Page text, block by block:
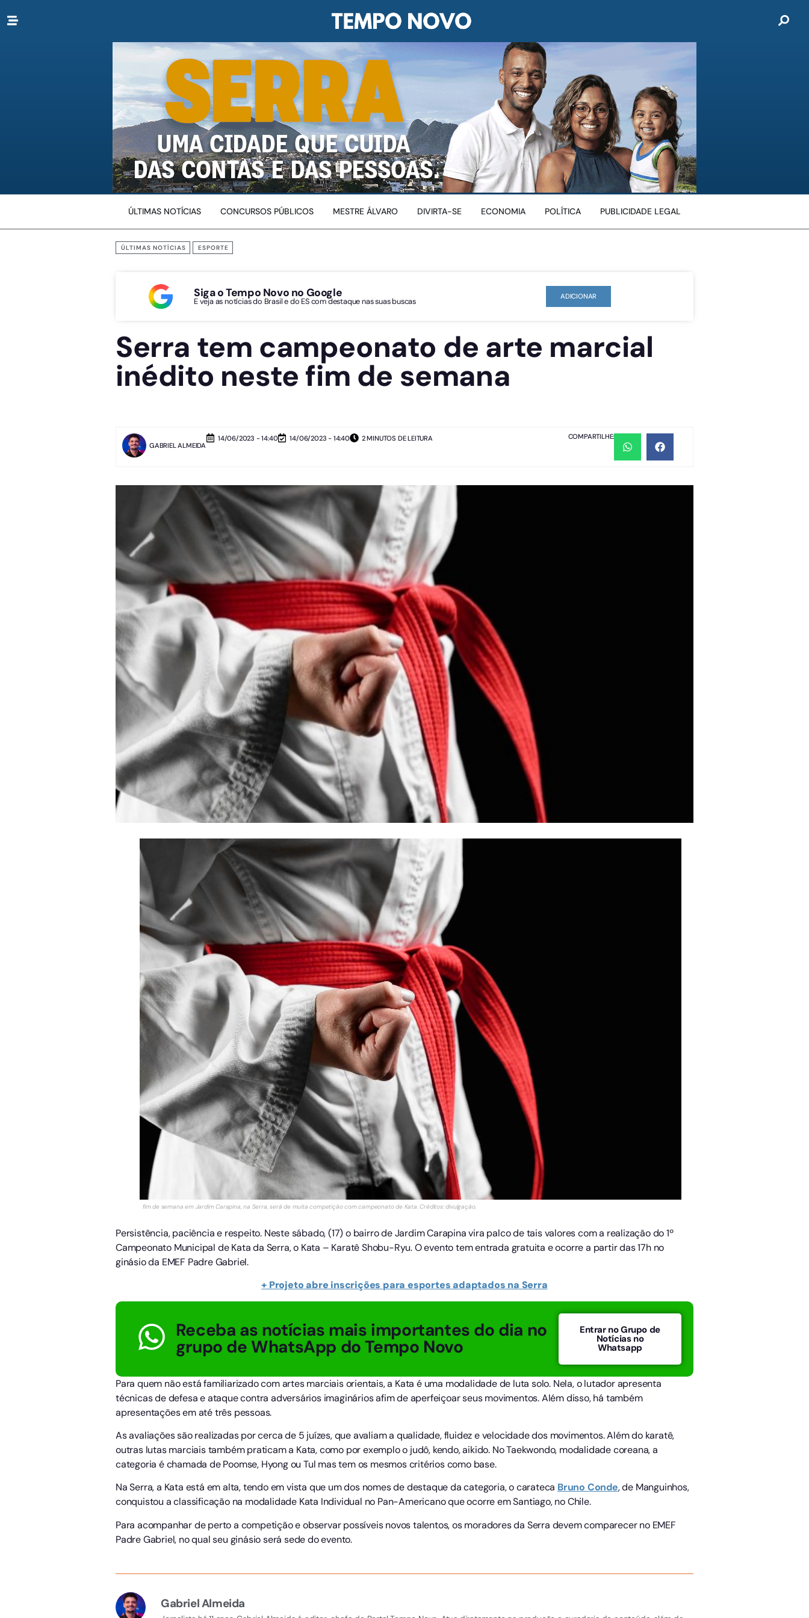
ÚLTIMAS NOTÍCIAS CONCURSOS PÚBLICOS MESTRE ÁLVARO DIVIRTA-SE ECONOMIA POLÍTICA PUBLICIDADE LEGAL
ÚLTIMAS NOTÍCIAS ESPORTE
Siga o Tempo Novo no Google
E veja as notícias do Brasil e do ES com destaque nas suas buscas ADICIONAR
Serra tem campeonato de arte marcial
inédito neste fim de semana
GABRIEL ALMEIDA
14/06/2023 - 14:40 14/06/2023 - 14:40 2 MINUTOS DE LEITURA COMPARTILHE:
fim de semana em Jardim Carapina, na Serra, será de muita competição com campeonato de Kata. Créditos: divulgação.
Persistência, paciência e respeito. Neste sábado, (17) o bairro de Jardim Carapina vira palco de tais valores com a realização do 1º
Campeonato Municipal de Kata da Serra, o Kata – Karatê Shobu-Ryu. O evento tem entrada gratuita e ocorre a partir das 17h no
ginásio da EMEF Padre Gabriel.
+ Projeto abre inscrições para esportes adaptados na Serra
Receba as notícias mais importantes do dia no
grupo de WhatsApp do Tempo Novo
Entrar no Grupo de
Notícias no
Whatsapp
Para quem não está familiarizado com artes marciais orientais, a Kata é uma modalidade de luta solo. Nela, o lutador apresenta
técnicas de defesa e ataque contra adversários imaginários afim de aperfeiçoar seus movimentos. Além disso, há também
apresentações em até três pessoas.
As avaliações são realizadas por cerca de 5 juízes, que avaliam a qualidade, fluidez e velocidade dos movimentos. Além do karatê,
outras lutas marciais também praticam a Kata, como por exemplo o judô, kendo, aikido. No Taekwondo, modalidade coreana, a
categoria é chamada de Poomse, Hyong ou Tul mas tem os mesmos critérios como base.
Na Serra, a Kata está em alta, tendo em vista que um dos nomes de destaque da categoria, o carateca Bruno Conde, de Manguinhos,
conquistou a classificação na modalidade Kata Individual no Pan-Americano que ocorre em Santiago, no Chile.
Para acompanhar de perto a competição e observar possíveis novos talentos, os moradores da Serra devem comparecer no EMEF
Padre Gabriel, no qual seu ginásio será sede do evento.
Gabriel Almeida